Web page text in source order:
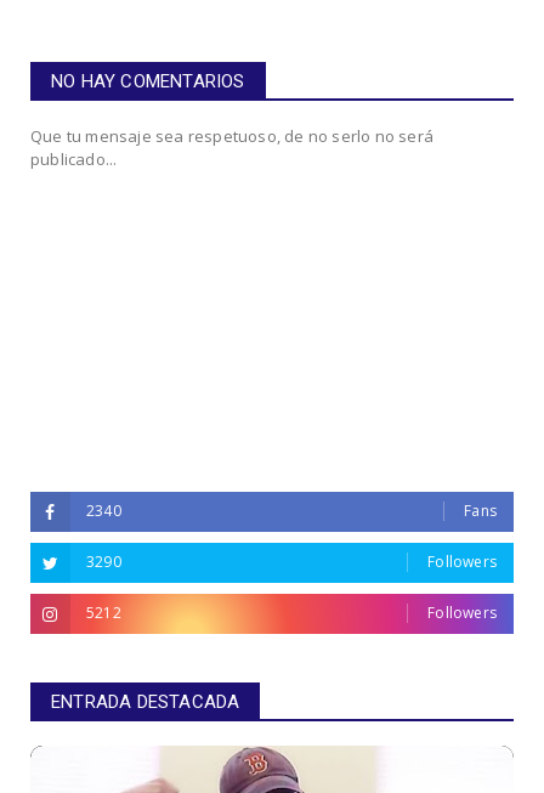
NO HAY COMENTARIOS
Que tu mensaje sea respetuoso, de no serlo no será
publicado...
2340 Fans
3290 Followers
5212 Followers
ENTRADA DESTACADA